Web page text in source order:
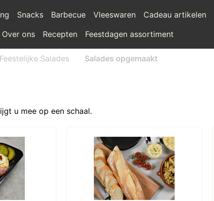
Snacks Barbecue Vleeswaren Cadeau artikelen
Over ons Recepten Feestdagen assortiment
Feestelijke Salades Salades opgemaakt
u mee op een schaal.